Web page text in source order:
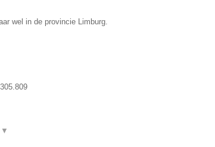
wel in de provincie Limburg.
▼